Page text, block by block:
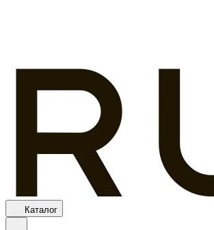
Каталог